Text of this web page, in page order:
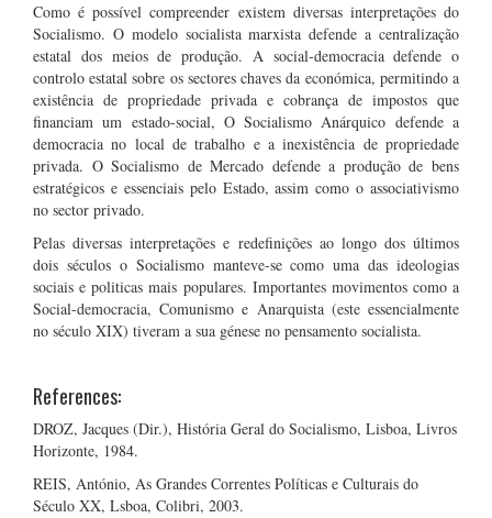
Como é possível compreender existem diversas interpretações do
Socialismo. O modelo socialista marxista defende a centralização
estatal dos meios de produção. A social-democracia defende o
controlo estatal sobre os sectores chaves da económica, permitindo a
existência de propriedade privada e cobrança de impostos que
financiam um estado-social, O Socialismo Anárquico defende a
democracia no local de trabalho e a inexistência de propriedade
privada. O Socialismo de Mercado defende a produção de bens
estratégicos e essenciais pelo Estado, assim como o associativismo
no sector privado.
Pelas diversas interpretações e redefinições ao longo dos últimos
dois séculos o Socialismo manteve-se como uma das ideologias
sociais e politicas mais populares. Importantes movimentos como a
Social-democracia, Comunismo e Anarquista (este essencialmente
no século XIX) tiveram a sua génese no pensamento socialista.
References:
DROZ, Jacques (Dir.), História Geral do Socialismo, Lisboa, Livros
Horizonte, 1984.
REIS, António, As Grandes Correntes Políticas e Culturais do
Século XX, Lsboa, Colibri, 2003.